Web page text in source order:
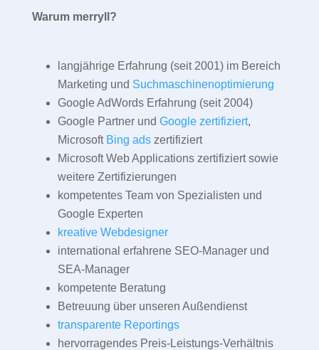
Warum merryll?
langjährige Erfahrung (seit 2001) im Bereich
Marketing und Suchmaschinenoptimierung
Google AdWords Erfahrung (seit 2004)
Google Partner und Google zertifiziert,
Microsoft Bing adszertifiziert
Microsoft Web Applications zertifiziert sowie
weitere Zertifizierungen
kompetentes Team von Spezialisten und
Google Experten
kreative Webdesigner
international erfahrene SEO-Manager und
SEA-Manager
kompetente Beratung
Betreuung über unseren Außendienst
transparente Reportings
hervorragendes Preis-Leistungs-Verhältnis